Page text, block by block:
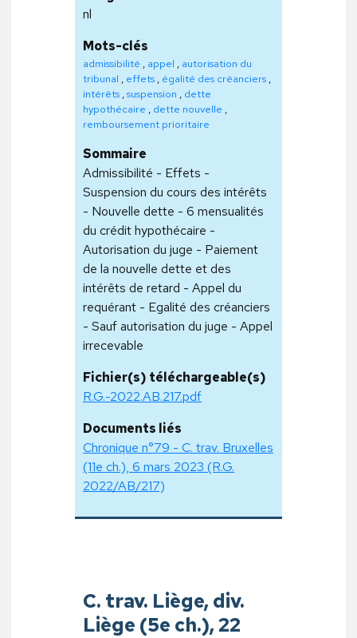
nl
Mots-clés
admissibilité , appel , autorisation du
tribunal , effets , égalité des créanciers ,
intérêts ,suspension , dette
hypothécaire , dette nouvelle ,
remboursement prioritaire
Sommaire
Admissibilité - Effets -
Suspension du cours des intérêts
- Nouvelle dette - 6 mensualités
du crédit hypothécaire -
Autorisation du juge - Paiement
de la nouvelle dette et des
intérêts de retard - Appel du
requérant - Egalité des créanciers
- Sauf autorisation du juge - Appel
irrecevable
Fichier(s) téléchargeable(s)
R.G.-2022.AB.217.pdf
Documents liés
Chronique n°79 - C. trav. Bruxelles
(11e ch.), 6 mars 2023 (R.G.
2022/AB/217)
C. trav. Liège, div.
Liège (5e ch.), 22